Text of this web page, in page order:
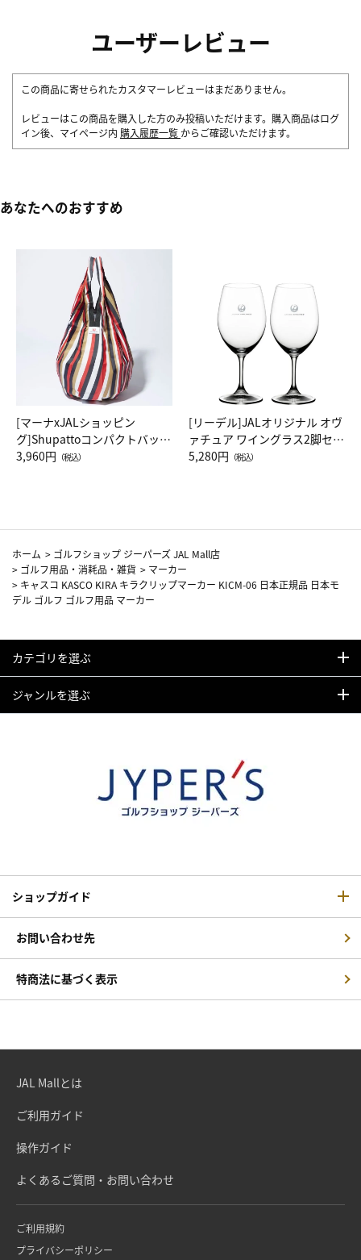
ユーザーレビュー
この商品に寄せられたカスタマーレビューはまだありません。
レビューはこの商品を購入した方のみ投稿いただけます。購入商品はログ
イン後、マイページ内 購入履歴一覧 からご確認いただけます。
あなたへのおすすめ
[マーナxJALショッピン
グ]Shupattoコンパクトバッグ
Drop JAL客室乗務員（LC）ス
3,960円 （税込）
[リーデル]JALオリジナル オヴ
ァチュア ワイングラス2脚セッ
ト（レッドワイン）
5,280円 （税込）
ホーム > ゴルフショップ ジーパーズ JAL Mall店
> ゴルフ用品・消耗品・雑貨 > マーカー
> キャスコ KASCO KIRA キラクリップマーカー KICM-06 日本正規品 日本モ
デル ゴルフ ゴルフ用品 マーカー
カテゴリを選ぶ
ジャンルを選ぶ
ショップガイド
お問い合わせ先
特商法に基づく表示
JAL Mallとは
ご利用ガイド
操作ガイド
よくあるご質問・お問い合わせ
ご利用規約
プライバシーポリシー